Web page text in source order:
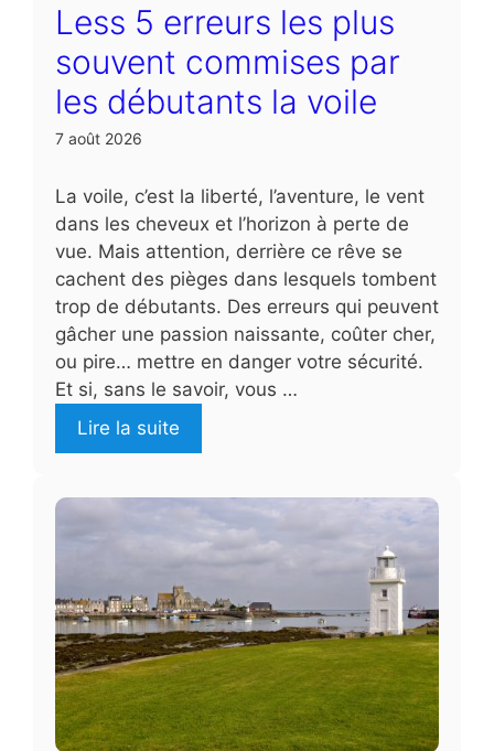
Less 5 erreurs les plus
souvent commises par
les débutants la voile
7 août 2026
La voile, c’est la liberté, l’aventure, le vent
dans les cheveux et l’horizon à perte de
vue. Mais attention, derrière ce rêve se
cachent des pièges dans lesquels tombent
trop de débutants. Des erreurs qui peuvent
gâcher une passion naissante, coûter cher,
ou pire… mettre en danger votre sécurité.
Et si, sans le savoir, vous …
Lire la suite